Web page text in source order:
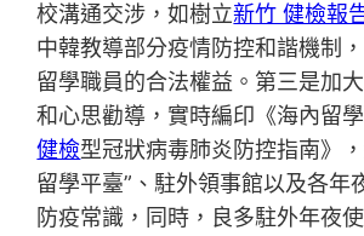
校溝通交涉，如樹立新竹 健檢報
中韓教導部分疫情防控和諧機制
留學職員的合法權益。第三是加
和心思勸導，實時編印《海內留
健檢型冠狀病毒肺炎防控指南》
留學平臺”、駐外領事館以及各年
防疫常識，同時，良多駐外年夜